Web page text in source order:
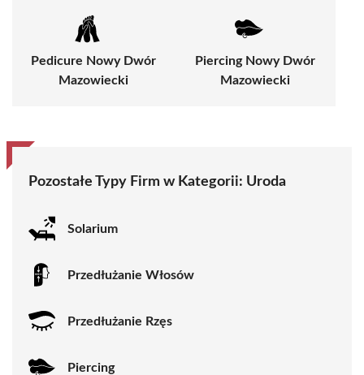
Pedicure Nowy Dwór
Mazowiecki
Piercing Nowy Dwór
Mazowiecki
Pozostałe Typy Firm w Kategorii: Uroda
Solarium
Przedłużanie Włosów
Przedłużanie Rzęs
Piercing